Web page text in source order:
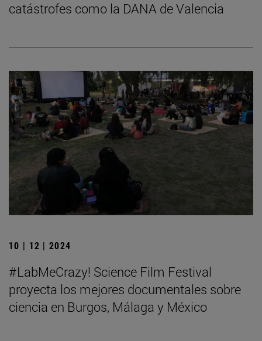
catástrofes como la DANA de Valencia
10 | 12 | 2024
#LabMeCrazy! Science Film Festival
proyecta los mejores documentales sobre
ciencia en Burgos, Málaga y México